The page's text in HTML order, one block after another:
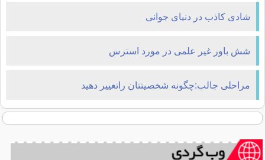
شادی کاذب در دنیای جوانی
شش باور غیر علمی در مورد استرس
مراحلی جالب:چگونه شخصیتتان راتغییر دهید